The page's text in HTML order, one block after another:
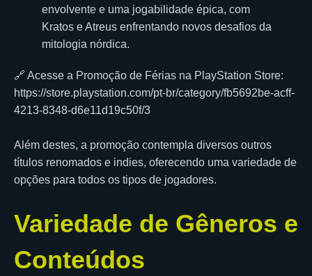
envolvente e uma jogabilidade épica, com
Kratos e Atreus enfrentando novos desafios da
mitologia nórdica.
🔗 Acesse a Promoção de Férias na PlayStation Store:
https://store.playstation.com/pt-br/category/fb5692be-acff-
4213-8348-d6e11d19c50f/3
Além destes, a promoção contempla diversos outros
títulos renomados e indies, oferecendo uma variedade de
opções para todos os tipos de jogadores.
Variedade de Gêneros e
Conteúdos